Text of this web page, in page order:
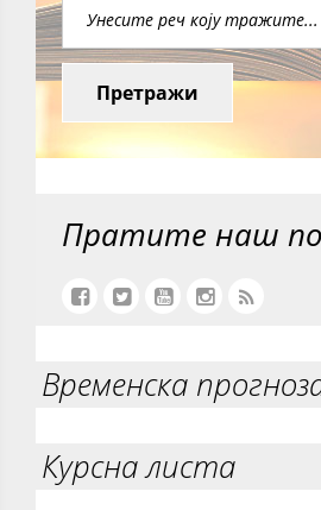
Претражи
Пратите наш
Временска
Курсна листа